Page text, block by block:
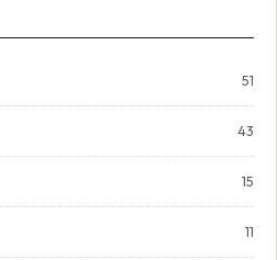
51
43
15
11